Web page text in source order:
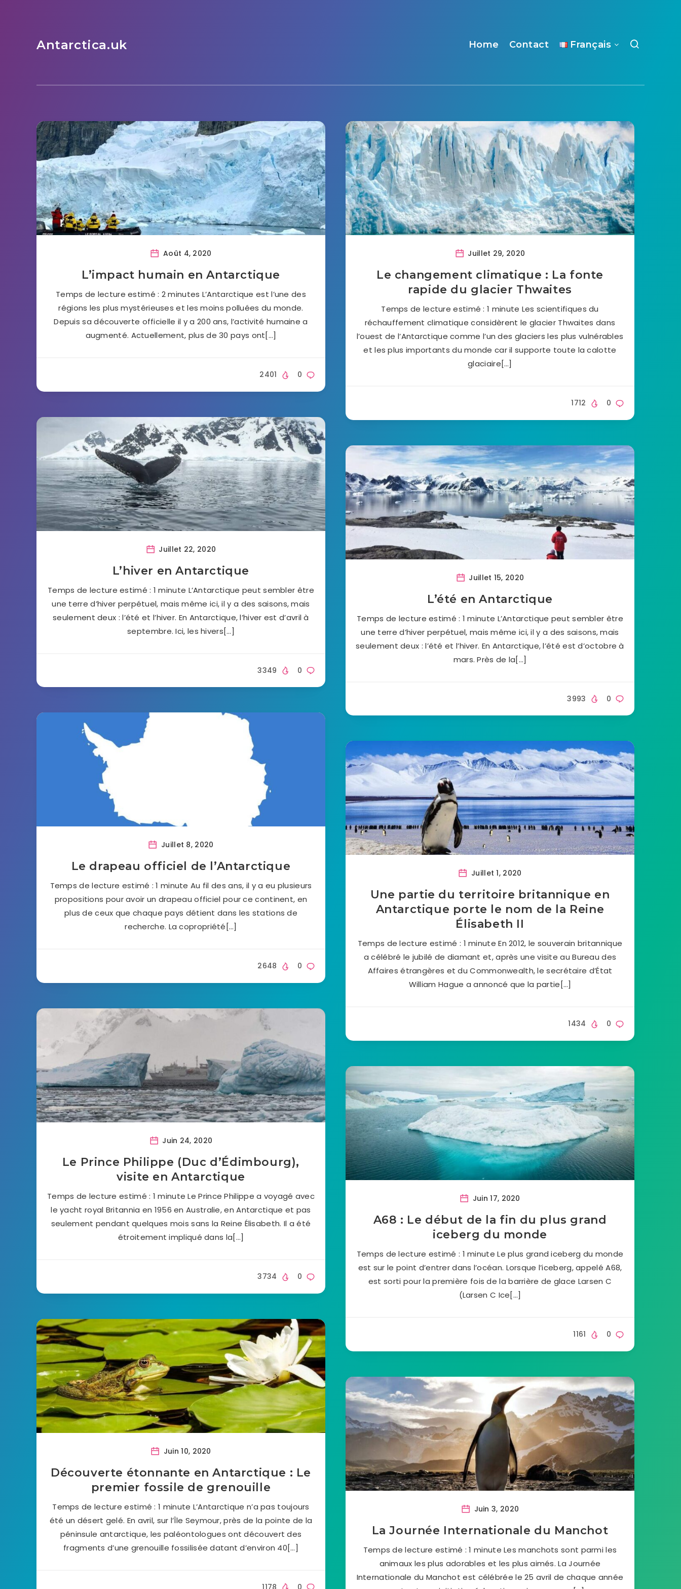
Antarctica.uk Home Contact Français
Août 4, 2020
L’impact humain en Antarctique
Temps de lecture estimé : 2 minutes L’Antarctique est l’une des
régions les plus mystérieuses et les moins polluées du monde.
Depuis sa découverte officielle il y a 200 ans, l’activité humaine a
augmenté. Actuellement, plus de 30 pays ont[…]
0
2401
Juillet 29, 2020
Le changement climatique : La fonte
rapide du glacier Thwaites
Temps de lecture estimé : 1 minute Les scientifiques du
réchauffement climatique considèrent le glacier Thwaites dans
l’ouest de l’Antarctique comme l’un des glaciers les plus vulnérables
et les plus importants du monde car il supporte toute la calotte
glaciaire[…]
0
1712
Juillet 22, 2020
L’hiver en Antarctique
Temps de lecture estimé : 1 minute L’Antarctique peut sembler être
une terre d’hiver perpétuel, mais même ici, il y a des saisons, mais
seulement deux : l’été et l’hiver. En Antarctique, l’hiver est d’avril à
septembre. Ici, les hivers[…]
0
3349
Juillet 15, 2020
L’été en Antarctique
Temps de lecture estimé : 1 minute L’Antarctique peut sembler être
une terre d’hiver perpétuel, mais même ici, il y a des saisons, mais
seulement deux : l’été et l’hiver. En Antarctique, l’été est d’octobre à
mars. Près de la[…]
0
3993
Juillet 8, 2020
Le drapeau officiel de l’Antarctique
Temps de lecture estimé : 1 minute Au fil des ans, il y a eu plusieurs
propositions pour avoir un drapeau officiel pour ce continent, en
plus de ceux que chaque pays détient dans les stations de
recherche. La copropriété[…]
0
2648
Juillet 1, 2020
Une partie du territoire britannique en
Antarctique porte le nom de la Reine
Élisabeth II
Temps de lecture estimé : 1 minute En 2012, le souverain britannique
a célébré le jubilé de diamant et, après une visite au Bureau des
Affaires étrangères et du Commonwealth, le secrétaire d’État
William Hague a annoncé que la partie[…]
0
1434
Juin 24, 2020
Le Prince Philippe (Duc d’Édimbourg),
visite en Antarctique
Temps de lecture estimé : 1 minute Le Prince Philippe a voyagé avec
le yacht royal Britannia en 1956 en Australie, en Antarctique et pas
seulement pendant quelques mois sans la Reine Élisabeth. Il a été
étroitement impliqué dans la[…]
0
3734
Juin 17, 2020
A68 : Le début de la fin du plus grand
iceberg du monde
Temps de lecture estimé : 1 minute Le plus grand iceberg du monde
est sur le point d’entrer dans l’océan. Lorsque l’iceberg, appelé A68,
est sorti pour la première fois de la barrière de glace Larsen C
(Larsen C Ice[…]
0
1161
Juin 10, 2020
Découverte étonnante en Antarctique : Le
premier fossile de grenouille
Temps de lecture estimé : 1 minute L’Antarctique n’a pas toujours
été un désert gelé. En avril, sur l’Île Seymour, près de la pointe de la
péninsule antarctique, les paléontologues ont découvert des
fragments d’une grenouille fossilisée datant d’environ 40[…]
0
1178
Juin 3, 2020
La Journée Internationale du Manchot
Temps de lecture estimé : 1 minute Les manchots sont parmi les
animaux les plus adorables et les plus aimés. La Journée
Internationale du Manchot est célébrée le 25 avril de chaque année